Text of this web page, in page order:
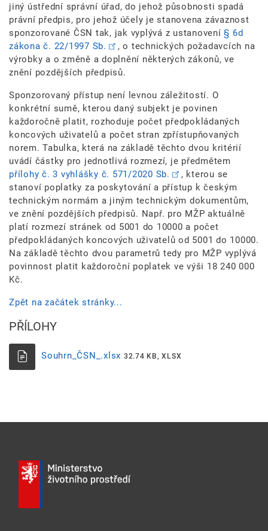
jiný ústřední správní úřad, do jehož působnosti spadá
právní předpis, pro jehož účely je stanovena závaznost
sponzorované ČSN tak, jak vyplývá z ustanovení§ 6d
zákona č. 22/1997 Sb.
, o technických požadavcích na
výrobky a o změně a doplnění některých zákonů, ve
znění pozdějších předpisů.
Sponzorovaný přístup není levnou záležitostí. O
konkrétní sumě, kterou daný subjekt je povinen
každoročně platit, rozhoduje počet předpokládaných
koncových uživatelů a počet stran zpřístupňovaných
norem. Tabulka, která na základě těchto dvou kritérií
uvádí částky pro jednotlivá rozmezí, je předmětem
přílohy č. 3 vyhlášky č. 571/2020 Sb.
, kterou se
stanoví poplatky za poskytování a přístup k českým
technickým normám a jiným technickým dokumentům,
ve znění pozdějších předpisů. Např. pro MŽP aktuálně
platí rozmezí stránek od 5001 do 10000 a počet
předpokládaných koncových uživatelů od 5001 do 10000.
Na základě těchto dvou parametrů tedy pro MŽP vyplývá
povinnost platit každoroční poplatek ve výši 18 240 000
Kč.
Zpět na začátek stránky...
PŘÍLOHY
Souhrn_ČSN_.xlsx 32.74 KB, XLSX